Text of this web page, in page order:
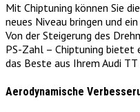
Mit Chiptuning können Sie
neues Niveau bringen und
Von der Steigerung des
PS-Zahl – Chiptuning bietet
das Beste aus Ihrem Audi
Aerodynamische